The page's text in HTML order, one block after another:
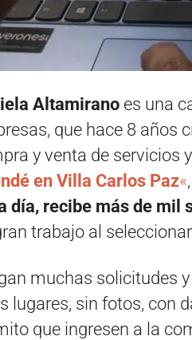
Altamirano es una
que hace 8 años
y venta de servicios
en Villa Carlos Paz«,
día, recibe más de mil
trabajo al
muchas solicitudes
lugares, sin fotos, con
que ingresen a la